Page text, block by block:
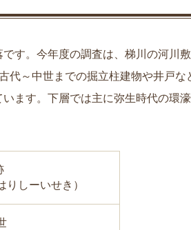
す。今年度の調査は、梯川の河川
代～中世までの掘立柱建物や井戸な
ます。下層では主に弥生時代の環
りしーいせき）